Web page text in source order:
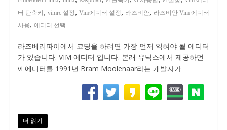
터 단축키 , vimrc 설정 , Vim에디터 설정 , 라즈비안, 라즈비안 Vim 에디터
사용, 에디터 선택
라즈베리파이에서 코딩을 하려면 가장 먼저 익혀야 될 에디터
가 있습니다. VIM 에디터 입니다. 본래 유닉스에서 제공하던
vi 에디터를 1991년 Bram Moolenaar라는 개발자가
더 읽기